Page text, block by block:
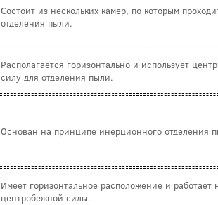
Состоит из нескольких камер, по которым
отделения пыли.
Располагается горизонтально и использует
силу для отделения пыли.
Основан на принципе инерционного отделения
Имеет горизонтальное расположение и работает
центробежной силы.